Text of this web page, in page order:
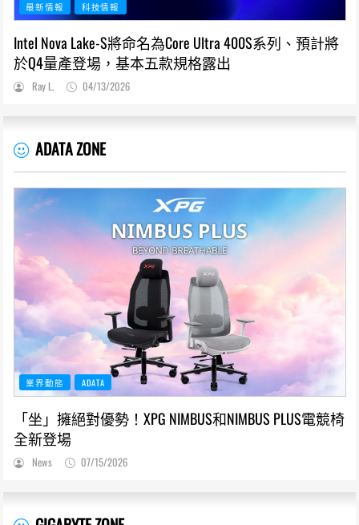
最新情報 科技情報
Intel Nova Lake-S將命名為Core Ultra 400S系列、預計將
於Q4量產登場，基本五款規格露出
Ray L. 04/13/2026
ADATA ZONE
業界動態 ADATA
「坐」擁絕對優勢！XPG NIMBUS和NIMBUS PLUS電競椅
全新登場
News 07/15/2026